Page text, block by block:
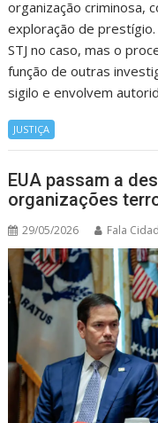
organização criminosa,
exploração de
STJ no caso, mas o
função de outras
sigilo e envolvem
JUSTIÇA
EUA passam a
organizações
29/05/2026 Fala